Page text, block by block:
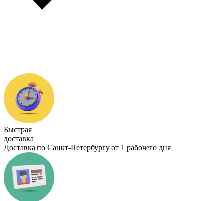
Быстрая
доставка
Доставка по Санкт-Петербургу от 1 рабочего дня